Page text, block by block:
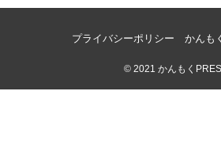
プライバシーポリシー かんも
©2021 かんもく